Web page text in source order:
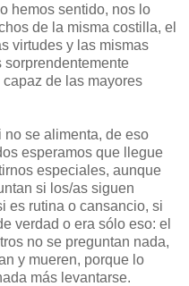
hemos sentido, nos lo
de la misma costilla, el
virtudes y las mismas
sorprendentemente
de las mayores
no se alimenta, de eso
esperamos que llegue
especiales, aunque
si los/as siguen
es rutina o cansancio, si
verdad o era sólo eso: el
no se preguntan nada,
y mueren, porque lo
más levantarse.